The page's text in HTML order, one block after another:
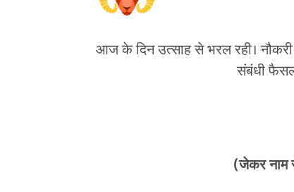
आज के दिन उत्साह से भरल रही।
संबंधी
(जेकर नाम